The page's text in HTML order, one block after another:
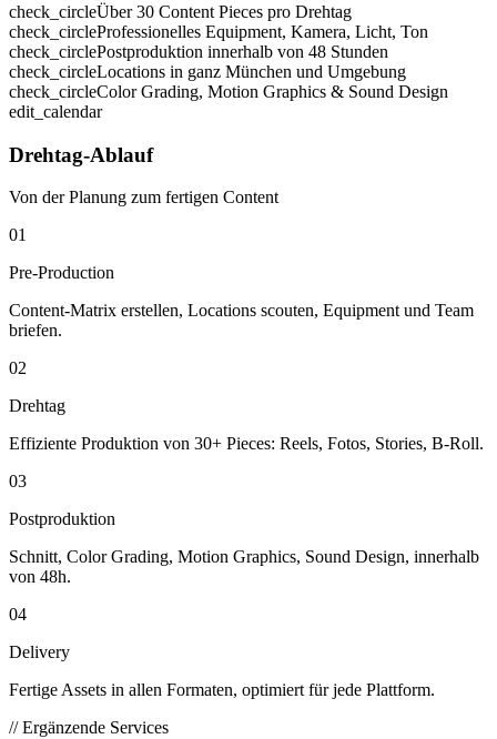
check_circleÜber 30 Content Pieces pro Drehtag
check_circleProfessionelles Equipment, Kamera, Licht, Ton
check_circlePostproduktion innerhalb von 48 Stunden
check_circleLocations in ganz München und Umgebung
check_circleColor Grading, Motion Graphics & Sound Design
edit_calendar
Drehtag-Ablauf
Von der Planung zum fertigen Content
01
Pre-Production
Content-Matrix erstellen, Locations scouten, Equipment und Team
briefen.
02
Drehtag
Effiziente Produktion von 30+ Pieces: Reels, Fotos, Stories, B-Roll.
03
Postproduktion
Schnitt, Color Grading, Motion Graphics, Sound Design, innerhalb
von 48h.
04
Delivery
Fertige Assets in allen Formaten, optimiert für jede Plattform.
// Ergänzende Services